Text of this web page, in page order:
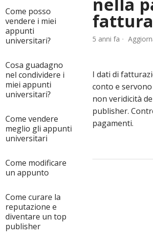
Come posso
vendere i miei
appunti
universitari?
Cosa guadagno
nel condividere i
miei appunti
universitari?
Come vendere
meglio gli appunti
universitari
Come modificare
un appunto
Come curare la
reputazione e
diventare un top
publisher
5 anni fa
I dati di
conto e
non veridicità
publisher.
pagamenti.